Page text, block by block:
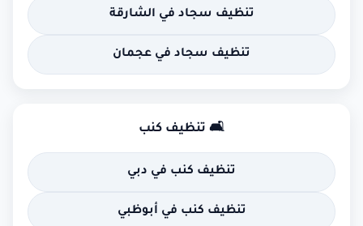
تنظيف سجاد في الشارقة
تنظيف سجاد في عجمان
🛋 تنظيف كنب
تنظيف كنب في دبي
تنظيف كنب في أبوظبي